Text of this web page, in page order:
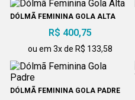
DÓLMÃ FEMININA GOLA ALTA
R$ 400,75
ou em 3x de R$ 133,58
DÓLMÃ FEMININA GOLA PADRE